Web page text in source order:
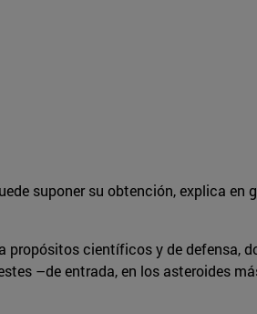
suponer su obtención, explica en
científicos y de defensa,
–de entrada, en los asteroides